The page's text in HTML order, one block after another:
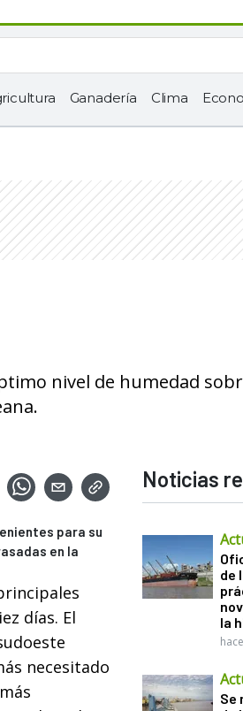
Ganadería Clima
nivel de humedad
para su
en la
días. El
necesitado
Noticias
de
la
Se